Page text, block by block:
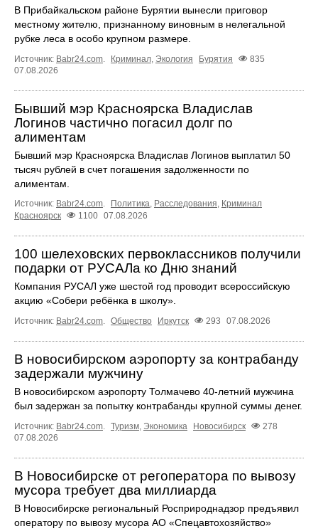
В Прибайкальском районе Бурятии вынесли приговор
местному жителю, признанному виновным в нелегальной
рубке леса в особо крупном размере.
Источник: Babr24.com. Криминал, Экология Бурятия
835
07.08.2026
Бывший мэр Красноярска Владислав
Логинов частично погасил долг по
алиментам
Бывший мэр Красноярска Владислав Логинов выплатил 50
тысяч рублей в счет погашения задолженности по
алиментам.
Источник: Babr24.com. Политика, Расследования, Криминал
Красноярск
1100 07.08.2026
100 шелеховских первоклассников получили
подарки от РУСАЛа ко Дню знаний
Компания РУСАЛ уже шестой год проводит всероссийскую
акцию «Собери ребёнка в школу».
Источник: Babr24.com. Общество Иркутск 293 07.08.2026
В новосибирском аэропорту за контрабанду
задержали мужчину
В новосибирском аэропорту Толмачево 40-летний мужчина
был задержан за попытку контрабанды крупной суммы денег.
Источник: Babr24.com. Туризм, Экономика Новосибирск
278
07.08.2026
В Новосибирске от регоператора по вывозу
мусора требует два миллиарда
В Новосибирске региональный Росприроднадзор предъявил
оператору по вывозу мусора АО «Спецавтохозяйство»